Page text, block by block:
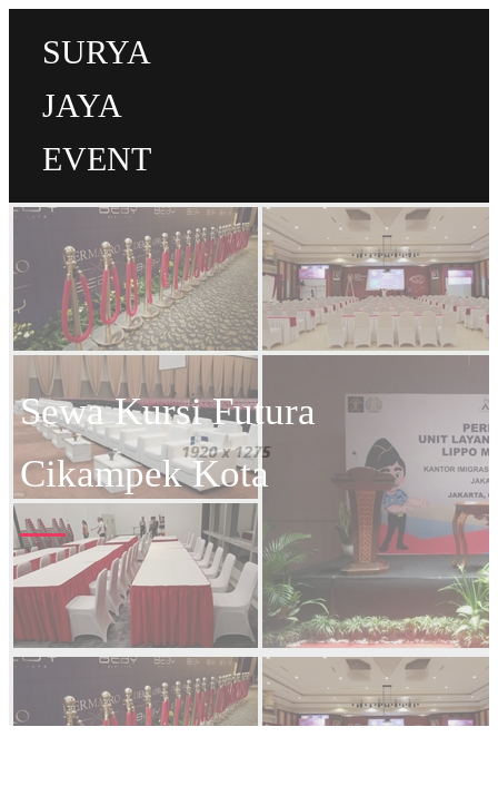
SURYA
JAYA
EVENT
Sewa Kursi Futura
Cikampek Kota